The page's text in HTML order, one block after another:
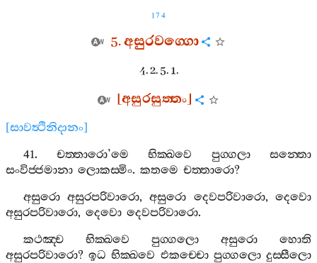
174
5.අසුරවග‍්ගො
4. 2. 5. 1.
[අසුරසුත‍්තං]
[සාවත්‍ථිනිදානං]
41. චත‍්තාරො’මෙ භික‍්ඛවෙ පුග‍්ගලා
සන‍්තො
සංවිජ‍්ජමානා ලොකස‍්මිං. කතමෙ චත‍්තාරො?
අසුරො අසුරපරිවාරො,අසුරො දෙවපරිවාරො, දෙවො
අසුරපරිවාරො, දෙවො දෙවපරිවාරො.
කථඤ‍්ච
භික‍්ඛවෙ පුග‍්ගලො අසුරො
හොති
අසුරපරිවාරො?ඉධ භික‍්ඛවෙ එකච‍්චො පුග‍්ගලො දුස‍්සීලො